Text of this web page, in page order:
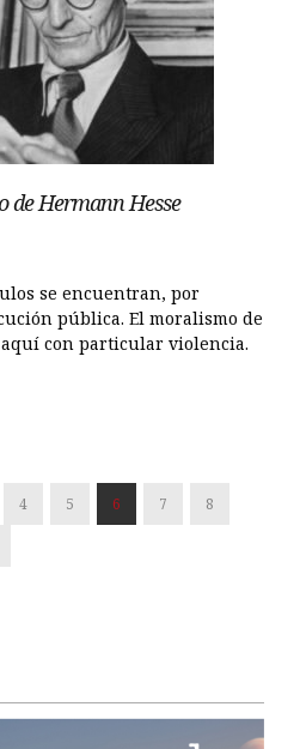
de Hermann Hesse
se encuentran, por
pública. El moralismo de
con particular violencia.
4 5 6 7 8